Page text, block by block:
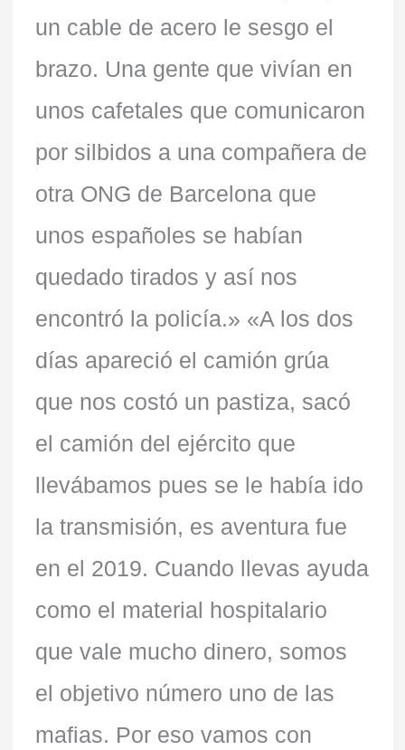
un cable de acero le sesgo el
brazo. Una gente que vivían en
unos cafetales que comunicaron
por silbidos a una compañera de
otra ONG de Barcelona que
unos españoles se habían
quedado tirados y así nos
encontró la policía.» «A los dos
días apareció el camión grúa
que nos costó un pastiza, sacó
el camión del ejército que
llevábamos pues se le había ido
la transmisión, es aventura fue
en el 2019. Cuando llevas ayuda
como el material hospitalario
que vale mucho dinero, somos
el objetivo número uno de las
mafias. Por eso vamos con